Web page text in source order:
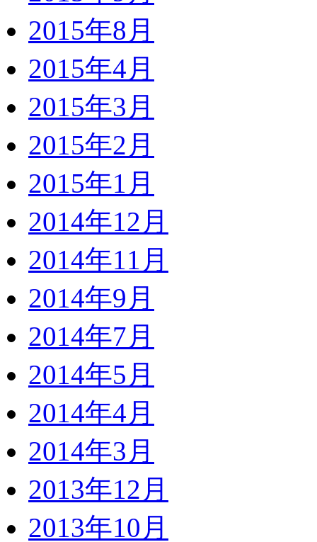
2015年8月
2015年4月
2015年3月
2015年2月
2015年1月
2014年12月
2014年11月
2014年9月
2014年7月
2014年5月
2014年4月
2014年3月
2013年12月
2013年10月